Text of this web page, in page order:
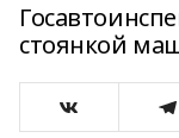
стоянкой